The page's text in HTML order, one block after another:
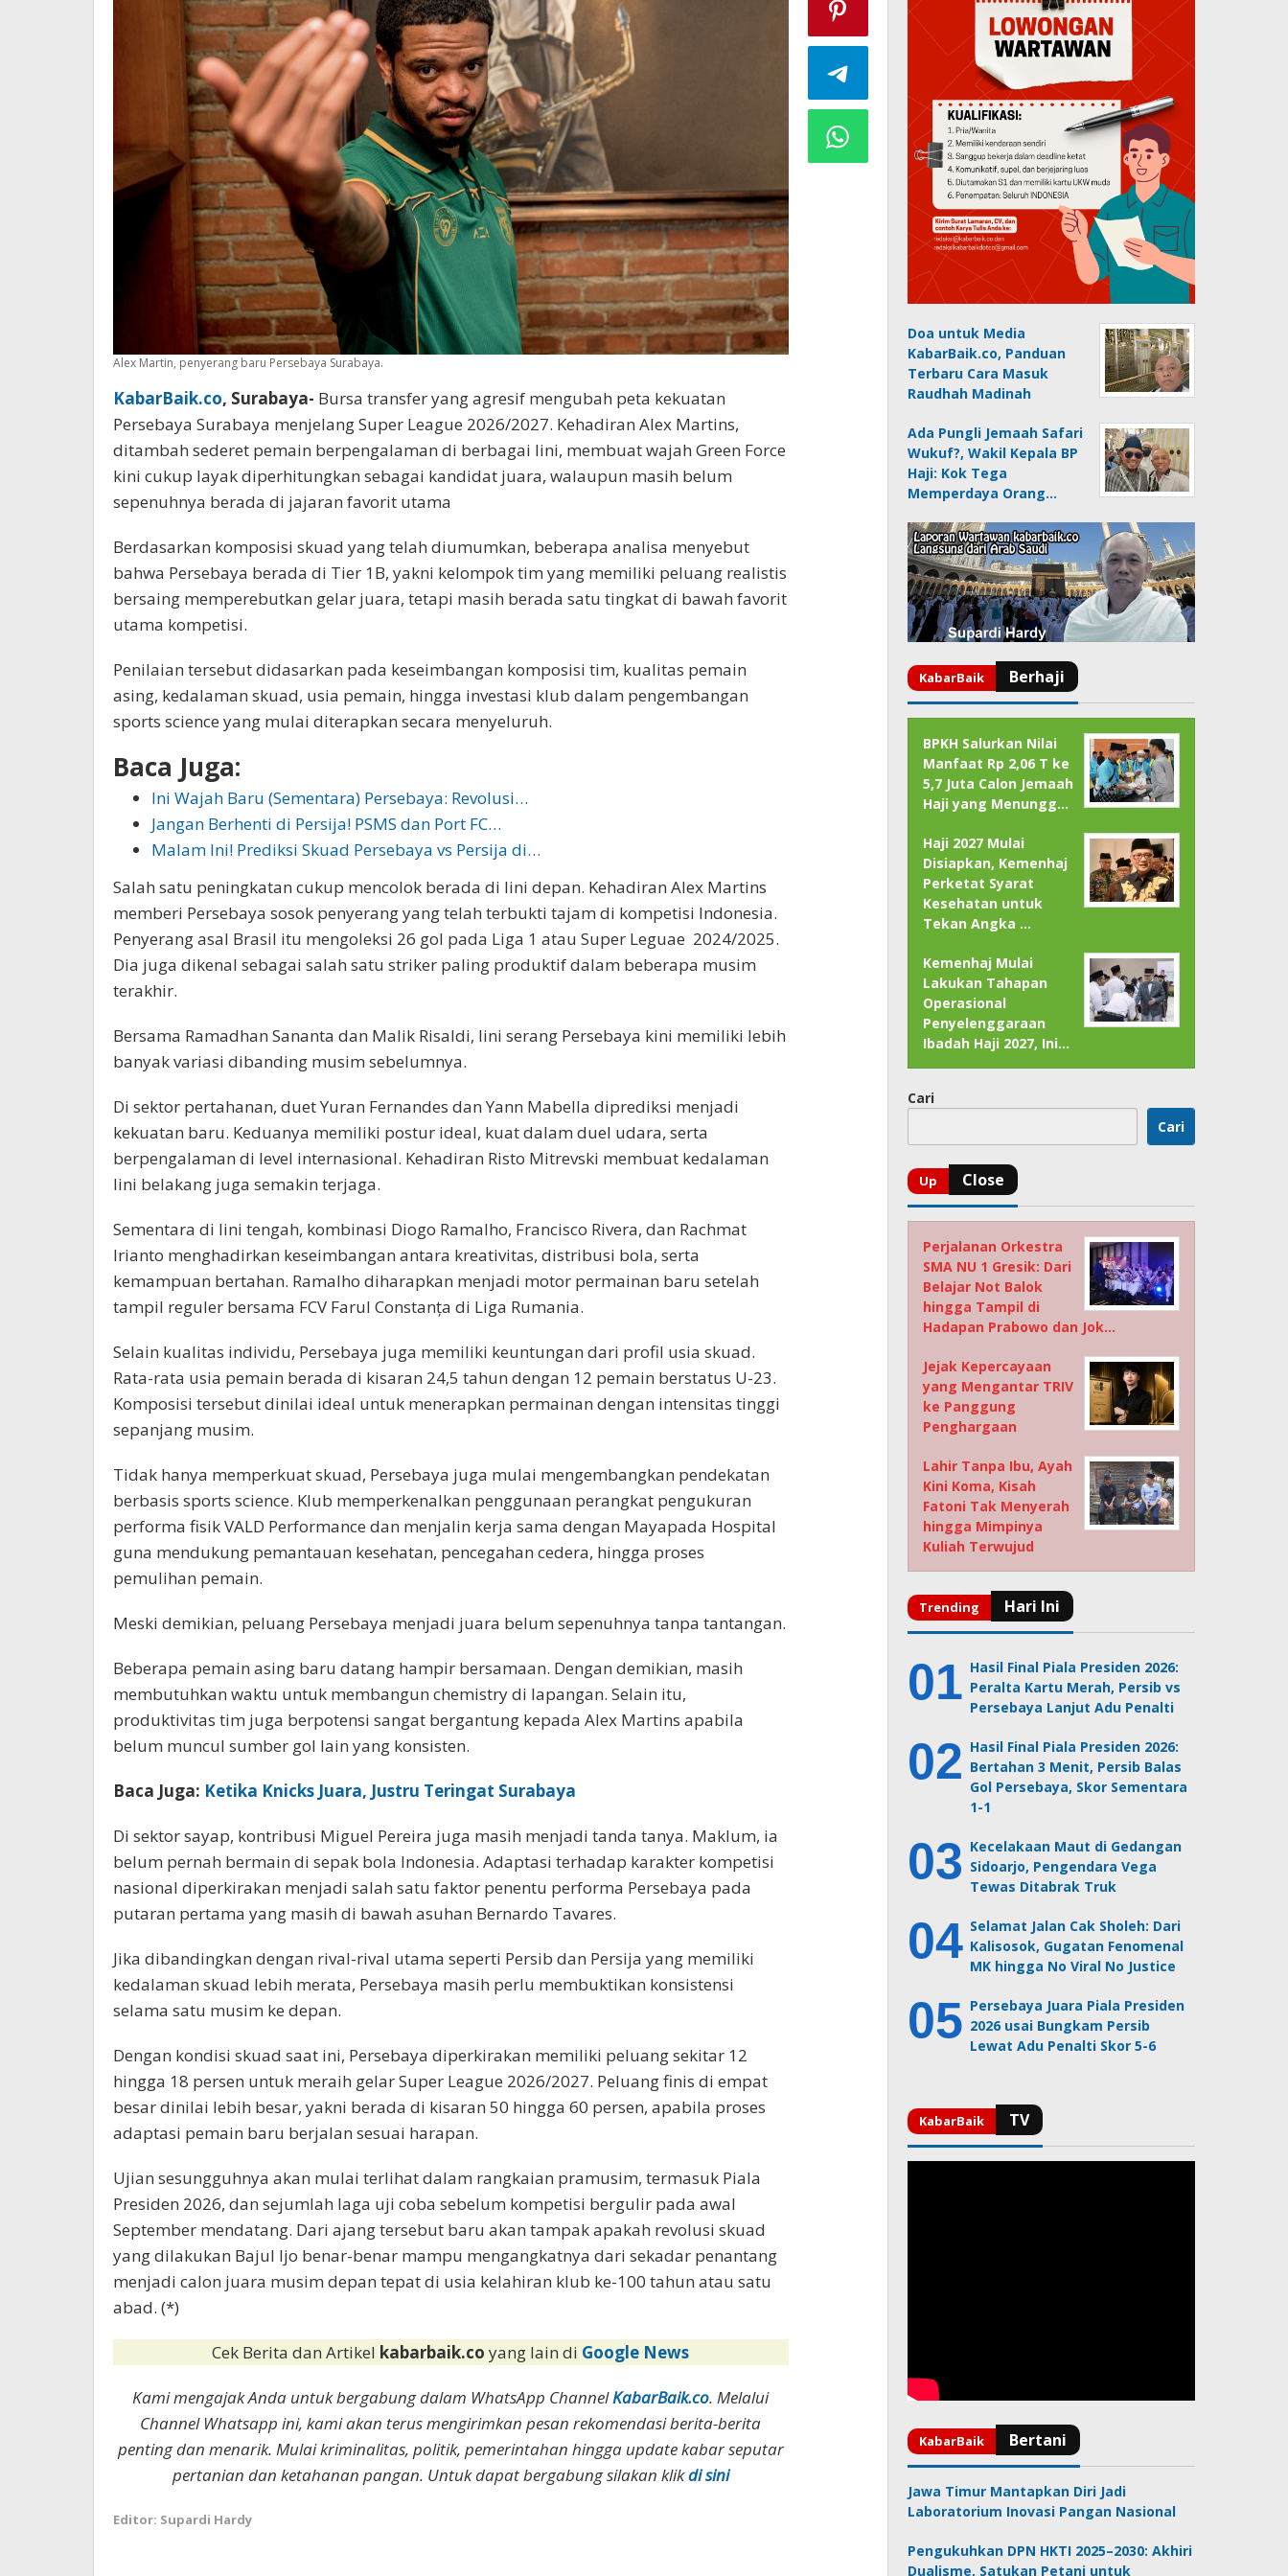
Alex Martin, penyerang baru Persebaya Surabaya.
KabarBaik.co, Surabaya- Bursa transfer yang agresif mengubah peta kekuatan
Persebaya Surabaya menjelang Super League 2026/2027. Kehadiran Alex Martins,
ditambah sederet pemain berpengalaman di berbagai lini, membuat wajah Green Force
kini cukup layak diperhitungkan sebagai kandidat juara, walaupun masih belum
sepenuhnya berada di jajaran favorit utama
Berdasarkan komposisi skuad yang telah diumumkan, beberapa analisa menyebut
bahwa Persebaya berada di Tier 1B, yakni kelompok tim yang memiliki peluang realistis
bersaing memperebutkan gelar juara, tetapi masih berada satu tingkat di bawah favorit
utama kompetisi.
Penilaian tersebut didasarkan pada keseimbangan komposisi tim, kualitas pemain
asing, kedalaman skuad, usia pemain, hingga investasi klub dalam pengembangan
sports science yang mulai diterapkan secara menyeluruh.
Baca Juga:
Ini Wajah Baru (Sementara) Persebaya: Revolusi…
Jangan Berhenti di Persija! PSMS dan Port FC…
Malam Ini! Prediksi Skuad Persebaya vs Persija di…
Salah satu peningkatan cukup mencolok berada di lini depan. Kehadiran Alex Martins
memberi Persebaya sosok penyerang yang telah terbukti tajam di kompetisi Indonesia.
Penyerang asal Brasil itu mengoleksi 26 gol pada Liga 1 atau Super Leguae 2024/2025.
Dia juga dikenal sebagai salah satu striker paling produktif dalam beberapa musim
terakhir.
Bersama Ramadhan Sananta dan Malik Risaldi, lini serang Persebaya kini memiliki lebih
banyak variasi dibanding musim sebelumnya.
Di sektor pertahanan, duet Yuran Fernandes dan Yann Mabella diprediksi menjadi
kekuatan baru. Keduanya memiliki postur ideal, kuat dalam duel udara, serta
berpengalaman di level internasional. Kehadiran Risto Mitrevski membuat kedalaman
lini belakang juga semakin terjaga.
Sementara di lini tengah, kombinasi Diogo Ramalho, Francisco Rivera, dan Rachmat
Irianto menghadirkan keseimbangan antara kreativitas, distribusi bola, serta
kemampuan bertahan. Ramalho diharapkan menjadi motor permainan baru setelah
tampil reguler bersama FCV Farul Constanța di Liga Rumania.
Selain kualitas individu, Persebaya juga memiliki keuntungan dari profil usia skuad.
Rata-rata usia pemain berada di kisaran 24,5 tahun dengan 12 pemain berstatus U-23.
Komposisi tersebut dinilai ideal untuk menerapkan permainan dengan intensitas tinggi
sepanjang musim.
Tidak hanya memperkuat skuad, Persebaya juga mulai mengembangkan pendekatan
berbasis sports science. Klub memperkenalkan penggunaan perangkat pengukuran
performa fisik VALD Performance dan menjalin kerja sama dengan Mayapada Hospital
guna mendukung pemantauan kesehatan, pencegahan cedera, hingga proses
pemulihan pemain.
Meski demikian, peluang Persebaya menjadi juara belum sepenuhnya tanpa tantangan.
Beberapa pemain asing baru datang hampir bersamaan. Dengan demikian, masih
membutuhkan waktu untuk membangun chemistry di lapangan. Selain itu,
produktivitas tim juga berpotensi sangat bergantung kepada Alex Martins apabila
belum muncul sumber gol lain yang konsisten.
Baca Juga: Ketika Knicks Juara, Justru Teringat Surabaya
Di sektor sayap, kontribusi Miguel Pereira juga masih menjadi tanda tanya. Maklum, ia
belum pernah bermain di sepak bola Indonesia. Adaptasi terhadap karakter kompetisi
nasional diperkirakan menjadi salah satu faktor penentu performa Persebaya pada
putaran pertama yang masih di bawah asuhan Bernardo Tavares.
Jika dibandingkan dengan rival-rival utama seperti Persib dan Persija yang memiliki
kedalaman skuad lebih merata, Persebaya masih perlu membuktikan konsistensi
selama satu musim ke depan.
Dengan kondisi skuad saat ini, Persebaya diperkirakan memiliki peluang sekitar 12
hingga 18 persen untuk meraih gelar Super League 2026/2027. Peluang finis di empat
besar dinilai lebih besar, yakni berada di kisaran 50 hingga 60 persen, apabila proses
adaptasi pemain baru berjalan sesuai harapan.
Ujian sesungguhnya akan mulai terlihat dalam rangkaian pramusim, termasuk Piala
Presiden 2026, dan sejumlah laga uji coba sebelum kompetisi bergulir pada awal
September mendatang. Dari ajang tersebut baru akan tampak apakah revolusi skuad
yang dilakukan Bajul Ijo benar-benar mampu mengangkatnya dari sekadar penantang
menjadi calon juara musim depan tepat di usia kelahiran klub ke-100 tahun atau satu
abad. (*)
Cek Berita dan Artikel kabarbaik.coyang lain di Google News
Kami mengajak Anda untuk bergabung dalam WhatsApp ChannelKabarBaik.co. Melalui
Channel Whatsapp ini, kami akan terus mengirimkan pesan rekomendasi berita-berita
penting dan menarik. Mulai kriminalitas, politik, pemerintahan hingga update kabar seputar
pertanian dan ketahanan pangan. Untuk dapat bergabung silakan klikdi sini
Editor: Supardi Hardy
Doa untuk Media
KabarBaik.co, Panduan
Terbaru Cara Masuk
Raudhah Madinah
Ada Pungli Jemaah Safari
Wukuf?, Wakil Kepala BP
Haji: Kok Tega
Memperdaya Orang…
BPKH Salurkan Nilai
Manfaat Rp 2,06 T ke
5,7 Juta Calon Jemaah
Haji yang Menungg…
Haji 2027 Mulai
Disiapkan, Kemenhaj
Perketat Syarat
Kesehatan untuk
Tekan Angka …
Kemenhaj Mulai
Lakukan Tahapan
Operasional
Penyelenggaraan
Ibadah Haji 2027, Ini…
Cari
Cari
Perjalanan Orkestra
SMA NU 1 Gresik: Dari
Belajar Not Balok
hingga Tampil di
Hadapan Prabowo dan Jok…
Jejak Kepercayaan
yang Mengantar TRIV
ke Panggung
Penghargaan
Lahir Tanpa Ibu, Ayah
Kini Koma, Kisah
Fatoni Tak Menyerah
hingga Mimpinya
Kuliah Terwujud
Hasil Final Piala Presiden 2026:
Peralta Kartu Merah, Persib vs
Persebaya Lanjut Adu Penalti
Hasil Final Piala Presiden 2026:
Bertahan 3 Menit, Persib Balas
Gol Persebaya, Skor Sementara
1-1
Kecelakaan Maut di Gedangan
Sidoarjo, Pengendara Vega
Tewas Ditabrak Truk
Selamat Jalan Cak Sholeh: Dari
Kalisosok, Gugatan Fenomenal
MK hingga No Viral No Justice
Persebaya Juara Piala Presiden
2026 usai Bungkam Persib
Lewat Adu Penalti Skor 5-6
Jawa Timur Mantapkan Diri Jadi
Laboratorium Inovasi Pangan Nasional
Pengukuhkan DPN HKTI 2025–2030: Akhiri
Dualisme, Satukan Petani untuk